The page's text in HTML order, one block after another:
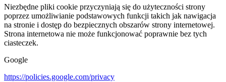
Niezbędne pliki cookie przyczyniają się do użyteczności strony
poprzez umożliwianie podstawowych funkcji takich jak nawigacja
na stronie i dostęp do bezpiecznych obszarów strony internetowej.
Strona internetowa nie może funkcjonować poprawnie bez tych
ciasteczek.
Google
https://policies.google.com/privacy